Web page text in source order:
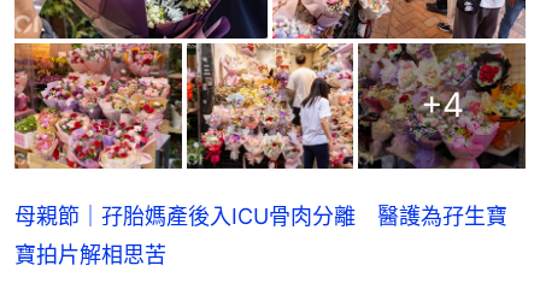
+4
母親節｜孖胎媽產後入ICU骨肉分離 醫護為孖生寶
寶拍片解相思苦